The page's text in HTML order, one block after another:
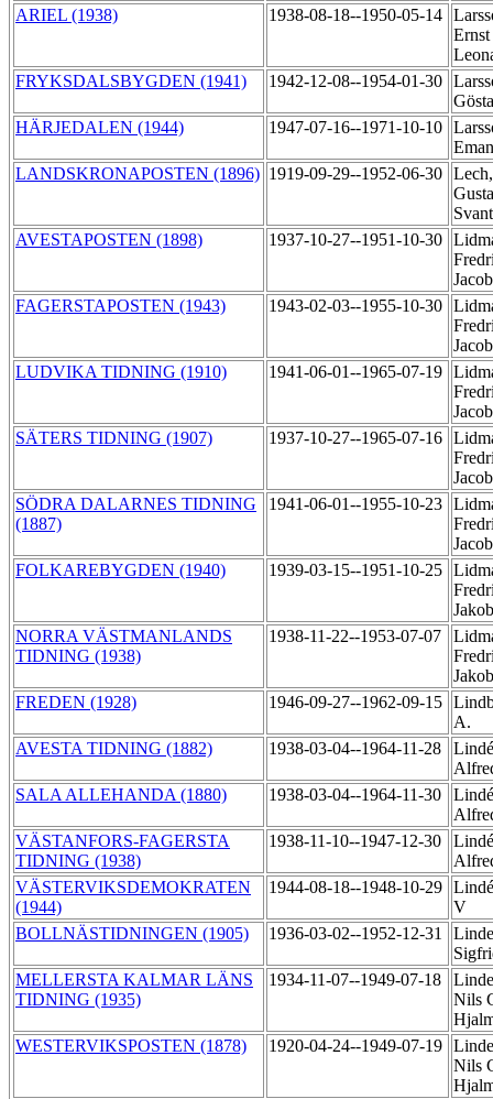
ARIEL (1938)
1938-08-18--1950-05-14
Ernst
FRYKSDALSBYGDEN (1941)
1942-12-08--1954-01-30
HÄRJEDALEN (1944)
1947-07-16--1971-10-10
LANDSKRONAPOSTEN (1896) 1919-09-29--1952-06-30
AVESTAPOSTEN (1898)
1937-10-27--1951-10-30
FAGERSTAPOSTEN (1943)
1943-02-03--1955-10-30
LUDVIKA TIDNING (1910)
1941-06-01--1965-07-19
SÄTERS TIDNING (1907)
1937-10-27--1965-07-16
SÖDRA DALARNES TIDNING
(1887)
1941-06-01--1955-10-23
FOLKAREBYGDEN (1940)
1939-03-15--1951-10-25
NORRA VÄSTMANLANDS
TIDNING (1938)
1938-11-22--1953-07-07
FREDEN (1928)
1946-09-27--1962-09-15
A.
AVESTA TIDNING (1882)
1938-03-04--1964-11-28
SALA ALLEHANDA (1880)
1938-03-04--1964-11-30
VÄSTANFORS-FAGERSTA
TIDNING (1938)
1938-11-10--1947-12-30
VÄSTERVIKSDEMOKRATEN
(1944)
1944-08-18--1948-10-29
V
BOLLNÄSTIDNINGEN (1905)
1936-03-02--1952-12-31
MELLERSTA KALMAR LÄNS
TIDNING (1935)
1934-11-07--1949-07-18
Nils
WESTERVIKSPOSTEN (1878)
1920-04-24--1949-07-19
Nils